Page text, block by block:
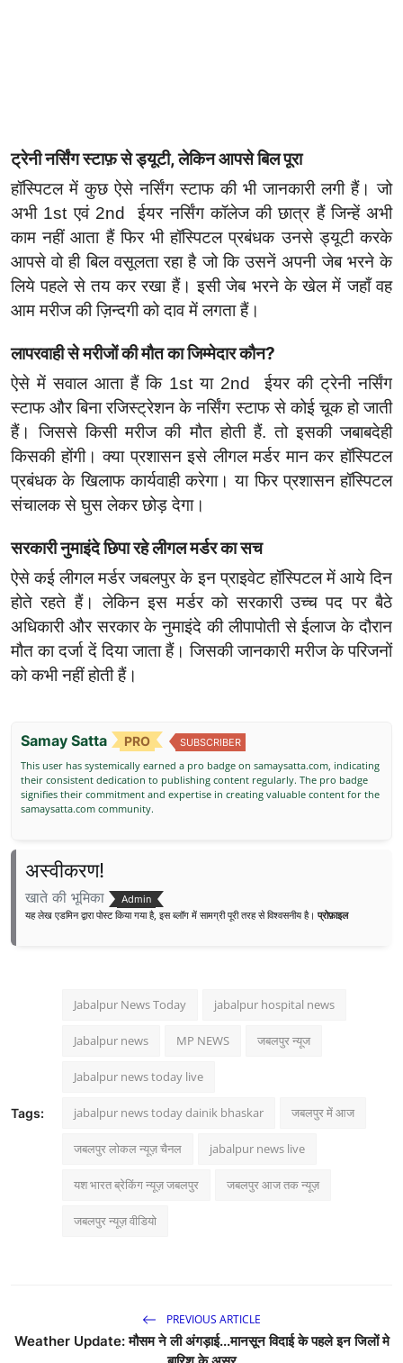
ट्रेनी नर्सिंग स्टाफ़ से ड्यूटी, लेकिन आपसे बिल पूरा
हॉस्पिटल में कुछ ऐसे नर्सिंग स्टाफ की भी जानकारी लगी हैं। जो
अभी 1st एवं 2nd ईयर नर्सिंग कॉलेज की छात्र हैं जिन्हें अभी
काम नहीं आता हैं फिर भी हॉस्पिटल प्रबंधक उनसे ड्यूटी करके
आपसे वो ही बिल वसूलता रहा है जो कि उसनें अपनी जेब भरने के
लिये पहले से तय कर रखा हैं। इसी जेब भरने के खेल में जहाँ वह
आम मरीज की ज़िन्दगी को दाव में लगता हैं।
लापरवाही से मरीजों की मौत का जिम्मेदार कौन?
ऐसे में सवाल आता हैं कि 1st या 2nd ईयर की ट्रेनी नर्सिंग
स्टाफ और बिना रजिस्ट्रेशन के नर्सिंग स्टाफ से कोई चूक हो जाती
हैं। जिससे किसी मरीज की मौत होती हैं. तो इसकी जबाबदेही
किसकी होंगी। क्या प्रशासन इसे लीगल मर्डर मान कर हॉस्पिटल
प्रबंधक के खिलाफ कार्यवाही करेगा। या फिर प्रशासन हॉस्पिटल
संचालक से घुस लेकर छोड़ देगा।
सरकारी नुमाइंदे छिपा रहे लीगल मर्डर का सच
ऐसे कई लीगल मर्डर जबलपुर के इन प्राइवेट हॉस्पिटल में आये दिन
होते रहते हैं। लेकिन इस मर्डर को सरकारी उच्च पद पर बैठे
अधिकारी और सरकार के नुमाइंदे की लीपापोती से ईलाज के दौरान
मौत का दर्जा दें दिया जाता हैं। जिसकी जानकारी मरीज के परिजनों
को कभी नहीं होती हैं।
Samay Satta PRO SUBSCRIBER
This user has systemically earned a pro badge on samaysatta.com, indicating
their consistent dedication to publishing content regularly. The pro badge
signifies their commitment and expertise in creating valuable content for the
samaysatta.com community.
अस्वीकरण!
खाते की भूमिका Admin
यह लेख एडमिन द्वारा पोस्ट किया गया है, इस ब्लॉग में सामग्री पूरी तरह से विश्वसनीय है।प्रोफ़ाइल
Tags:
Jabalpur News Today jabalpur hospital news
Jabalpur news MP NEWS जबलपुर न्यूज
Jabalpur news today live
jabalpur news today dainik bhaskar जबलपुर में आज
जबलपुर लोकल न्यूज़ चैनल jabalpur news live
यश भारत ब्रेकिंग न्यूज़ जबलपुर जबलपुर आज तक न्यूज़
जबलपुर न्यूज़ वीडियो
PREVIOUS ARTICLE
Weather Update: मौसम ने ली अंगड़ाई...मानसून विदाई के पहले इन जिलों मे